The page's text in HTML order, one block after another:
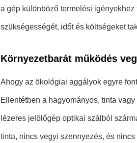
a gép különböző termelési
szükségességét, időt és költségeket
Környezetbarát működés
Ahogy az ökológiai aggályok egyre
Ellentétben a hagyományos, tinta
lézeres jelölőgép optikai szálból
tinta, nincs vegyi szennyezés, és